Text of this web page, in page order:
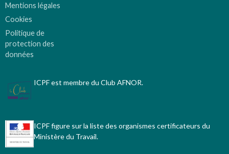
Mentions légales
Cookies
Politique de
protection des
données
ICPF est membre du Club AFNOR.
ICPF figure sur la liste des organismes certificateurs du
Ministère du Travail.